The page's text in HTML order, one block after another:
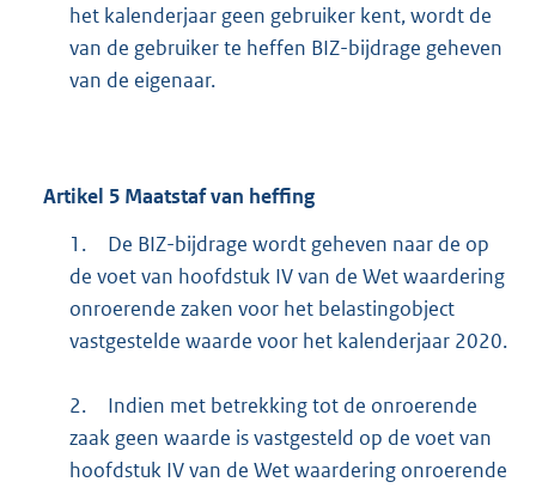
het kalenderjaar geen gebruiker kent, wordt de
van de gebruiker te heffen BIZ-bijdrage geheven
van de eigenaar.
Artikel 5 Maatstaf van heffing
1.
De BIZ-bijdrage wordt geheven naar de op
de voet van hoofdstuk IV van de Wet waardering
onroerende zaken voor het belastingobject
vastgestelde waarde voor het kalenderjaar 2020.
2.
Indien met betrekking tot de onroerende
zaak geen waarde is vastgesteld op de voet van
hoofdstuk IV van de Wet waardering onroerende